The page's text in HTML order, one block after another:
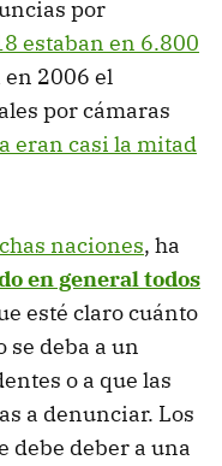
por
estaban en 6.800
2006 el
por cámaras
eran casi la mitad
naciones, ha
en general todos
esté claro cuánto
deba a un
o a que las
a denunciar. Los
debe deber a una